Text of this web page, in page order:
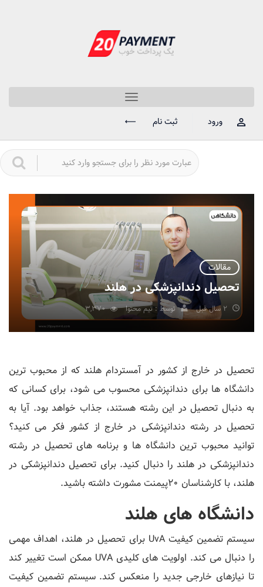
Toggle
navigation
ورود
ثبت نام
مقالات
تحصیل دندانپزشکی در هلند
2 سال قبل توسط : تیم محتوا 3,370
تحصیل در خارج از کشور در آمستردام هلند که از محبوب ترین
دانشگاه ها برای دندانپزشکی محسوب می شود، برای کسانی که
به دنبال تحصیل در این رشته هستند، جذاب خواهد بود. آیا به
تحصیل در رشته دندانپزشکی در خارج از کشور فکر می کنید؟
توانید محبوب ترین دانشگاه ها و برنامه های تحصیل در رشته
دندانپزشکی در هلند را دنبال کنید. برای تحصیل دندانپزشکی در
هلند، با کارشناسان 20پیمنت مشورت داشته باشید.
دانشگاه های هلند
سیستم تضمین کیفیت UvA برای تحصیل در هلند، اهداف مهمی
را دنبال می کند. اولویت های کلیدی UVA ممکن است تغییر کند
تا نیازهای خارجی جدید را منعکس کند. سیستم تضمین کیفیت